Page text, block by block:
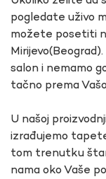
pogledate uživo
možete posetiti
salon i nemamo
tačno prema
U našoj
izrađujemo
tom trenutku
nama oko Vaše